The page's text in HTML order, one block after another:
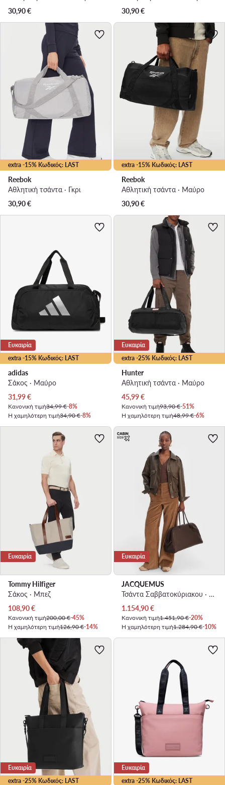
30,90€
30,90€
extra -15% Κωδικός: LAST
Reebok
Αθλητική τσάντα · Γκρι
30,90€
extra -15% Κωδικός: LAST
Reebok
Αθλητική τσάντα · Μαύρο
30,90€
extra -15% Κωδικός: LAST
Ευκαιρία
adidas
Σάκος · Μαύρο
Τρέχουσα τιμή
31,99€
Κανονική τιμή34,99 €-8%
Η χαμηλότερη τιμή34,90 €-8%
extra -25% Κωδικός: LAST
Ευκαιρία
Hunter
Αθλητική τσάντα · Μαύρο
Τρέχουσα τιμή
45,99€
Κανονική τιμή93,90 €-51%
Η χαμηλότερη τιμή48,99 €-6%
Ευκαιρία
Tommy Hilfiger
Σάκος · Μπεζ
Τρέχουσα τιμή
108,90€
Κανονική τιμή200,00 €-45%
Η χαμηλότερη τιμή126,90 €-14%
Ευκαιρία
JACQUEMUS
Τσάντα Σαββατοκύριακου · Καφέ
Τρέχουσα τιμή
1.154,90€
Κανονική τιμή1.451,90 €-20%
Η χαμηλότερη τιμή1.284,90 €-10%
extra -25% Κωδικός: LAST
Ευκαιρία
extra -25% Κωδικός: LAST
Ευκαιρία